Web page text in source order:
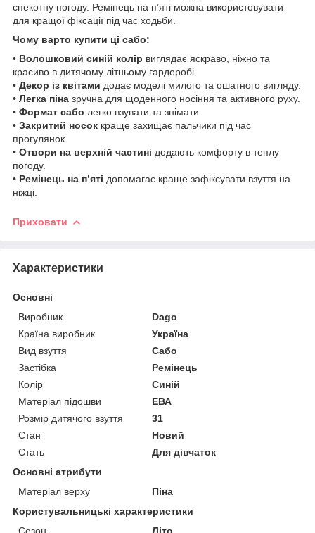
спекотну погоду. Ремінець на п’яті можна використовувати
для кращої фіксації під час ходьби.
Чому варто купити ці сабо:
• Волошковий синій колір виглядає яскраво, ніжно та
красиво в дитячому літньому гардеробі.
• Декор із квітами додає моделі милого та ошатного вигляду.
• Легка піна зручна для щоденного носіння та активного руху.
• Формат сабо легко взувати та знімати.
• Закритий носок краще захищає пальчики під час
прогулянок.
• Отвори на верхній частині додають комфорту в теплу
погоду.
• Ремінець на п’яті допомагає краще зафіксувати взуття на
ніжці.
Приховати
Характеристики
Основні
Виробник
Dago
Країна виробник
Україна
Вид взуття
Сабо
Застібка
Ремінець
Колір
Синій
Матеріал підошви
ЕВА
Розмір дитячого взуття
31
Стан
Новий
Стать
Для дівчаток
Основні атрибути
Матеріал верху
Піна
Користувальницькі характеристики
Сезон
Літо